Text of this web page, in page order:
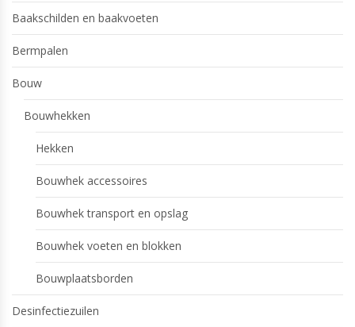
Baakschilden en baakvoeten
Bermpalen
Bouw
Bouwhekken
Hekken
Bouwhek accessoires
Bouwhek transport en opslag
Bouwhek voeten en blokken
Bouwplaatsborden
Desinfectiezuilen